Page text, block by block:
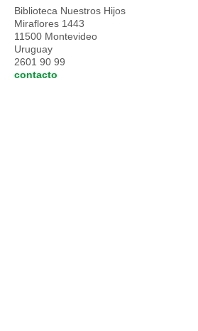
Biblioteca Nuestros Hijos
Miraflores 1443
11500 Montevideo
Uruguay
2601 90 99
contacto